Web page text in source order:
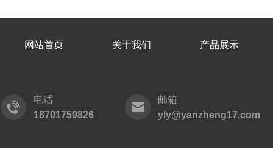
网站首页 关于我们 产品展示
电话
18701759826
邮箱
yly@yanzheng17.com